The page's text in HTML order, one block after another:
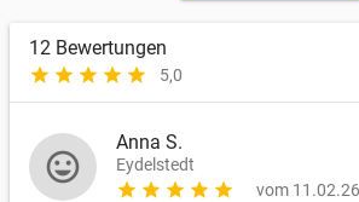
12 Bewertungen
star star star star star 5,0
mood
Anna S.
Eydelstedt
star star star star star vom 11.02.26